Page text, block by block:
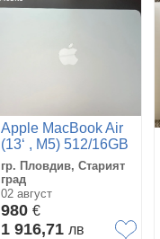
Apple MacBook Air
(13‘ , M5) 512/16GB
гр. Пловдив, Старият
град
02 август
980 €
1 916,71 лв